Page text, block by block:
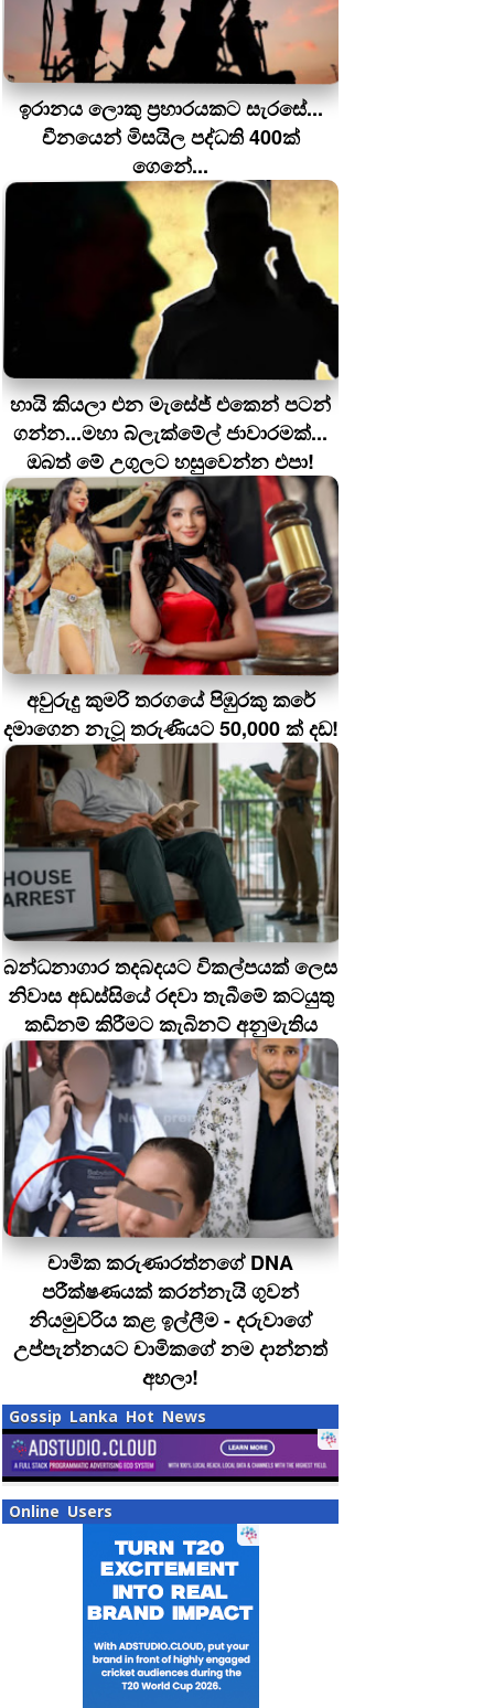
ඉරානය ලොකු ප‍්‍රහාරයකට සැරසේ...
චීනයෙන් මිසයිල පද්ධති 400ක්
ගෙනේ...
හායි කියලා එන මැසේජ් එකෙන් පටන්
ගන්න...මහා බ්ලැක්මේල් ජාවාරමක්...
ඔබත් මේ උගුලට හසුවෙන්න එපා!
අවුරුදු කුමරි තරගයේ පිඹුරකු කරේ
දමාගෙන නැටූ තරුණියට 50,000 ක් දඩ!
බන්ධනාගාර තදබදයට විකල්පයක් ලෙස
නිවාස අඩස්සියේ රඳවා තැබීමේ කටයුතු
කඩිනම් කිරීමට කැබිනට් අනුමැතිය
චාමික කරුණාරත්නගේ DNA
පරීක්ෂණයක් කරන්නැයි ගුවන්
නියමුවරිය කළ ඉල්ලීම - දරුවාගේ
උප්පැන්නයට චාමිකගේ නම දාන්නත්
අහලා!
Gossip Lanka Hot News
Online Users